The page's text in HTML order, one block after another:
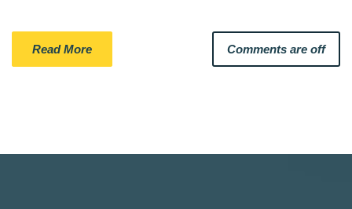
Read More Comments are off